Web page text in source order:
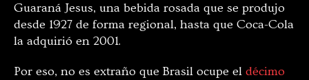
Guaraná Jesus, una bebida rosada que se produjo
desde 1927 de forma regional, hasta que Coca-Cola
la adquirió en 2001.
Por eso, no es extraño que Brasil ocupe el décimo